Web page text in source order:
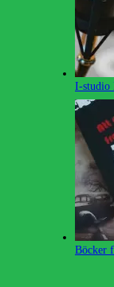
I-studio
Böcker